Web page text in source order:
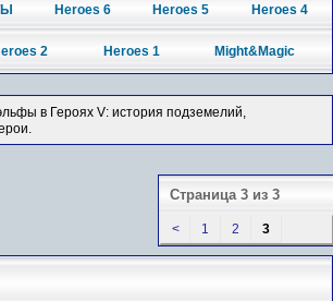
Heroes 6 Heroes 5 Heroes 4
2 Heroes 1 Might&Magic
в Героях V: история подземелий,
Страница 3 из 3
< 1 2 3